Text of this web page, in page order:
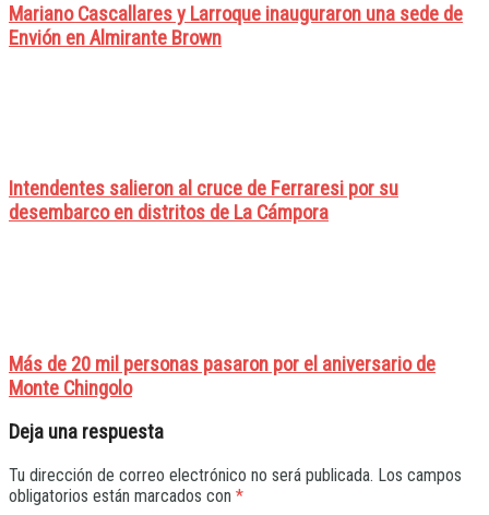
Mariano Cascallares y Larroque inauguraron una sede de
Envión en Almirante Brown
Intendentes salieron al cruce de Ferraresi por su
desembarco en distritos de La Cámpora
Más de 20 mil personas pasaron por el aniversario de
Monte Chingolo
Deja una respuesta
Tu dirección de correo electrónico no será publicada. Los campos
obligatorios están marcados con *